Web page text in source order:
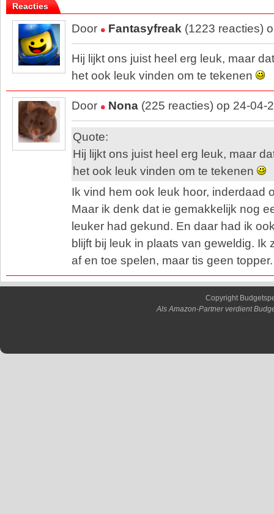
Reacties
Door Fantasyfreak (1223 reacties)
Hij lijkt ons juist heel erg leuk, maar
het ook leuk vinden om te tekenen
Door Nona (225 reacties) op 24-04-
Quote:
Hij lijkt ons juist heel erg leuk, maar
het ook leuk vinden om te tekenen
Ik vind hem ook leuk hoor, inderdaad
Maar ik denk dat ie gemakkelijk nog
leuker had gekund. En daar had ik
blijft bij leuk in plaats van geweldig. Ik
af en toe spelen, maar tis geen topper.
Copyright
Als Amazon-Partner verdient